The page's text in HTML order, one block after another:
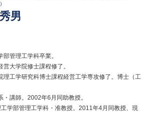
男
管理工学科卒業。
大学院修士課程修了。
理工学研究科博士課程経営工学専攻修了。博士（工
講師。2002年6月同助教授。
学部管理工学科・准教授。2011年4月同教授、現